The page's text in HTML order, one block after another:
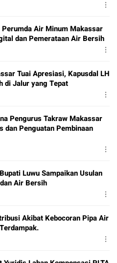
Air Minum Makassar
dan Pemerataan Air Bersih
Tuai Apresiasi, Kapusdal LH
di Jalur yang Tepat
Pengurus Takraw Makassar
dan Penguatan Pembinaan
Luwu Sampaikan Usulan
Air Bersih
Akibat Kebocoran Pipa Air